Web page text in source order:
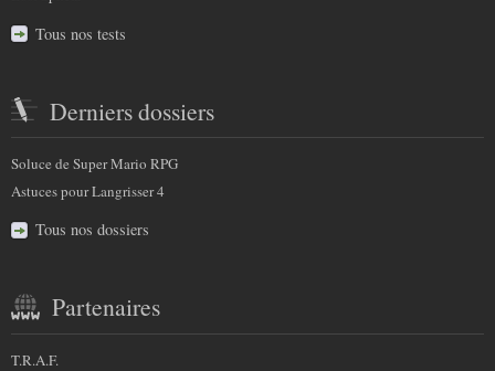
Tous nos tests
Derniers dossiers
Soluce de Super Mario RPG
Astuces pour Langrisser 4
Tous nos dossiers
Partenaires
T.R.A.F.